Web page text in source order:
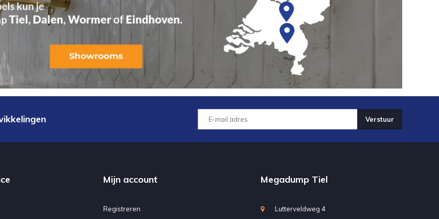
Verstuur
Mijn account
Registreren
Megadump Tiel
Lutterveldweg 4